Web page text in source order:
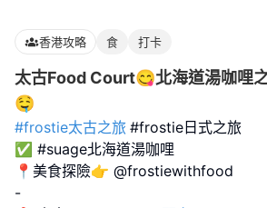
香港攻略 食 打卡
太古Food Court😋北海道湯咖哩
🤤
#frostie太古之旅 #frostie日式之旅
✅ #suage北海道湯咖哩
📍美食探險👉 @frostiewithfood
-